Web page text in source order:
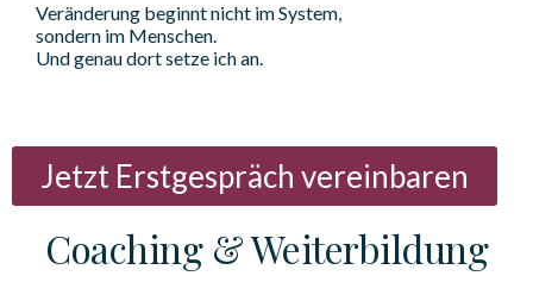
Veränderung beginnt nicht im System,
sondern im Menschen.
Und genau dort setze ich an.
Jetzt Erstgespräch vereinbaren
Coaching & Weiterbildung